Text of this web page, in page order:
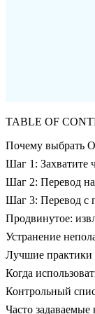
TABLE OF
Почему выбрать
Шаг 1: Захватите
Шаг 2: Перевод
Шаг 3: Перевод с
Продвинутое:
Устранение
Лучшие практики
Когда
Контрольный
Часто задаваемые